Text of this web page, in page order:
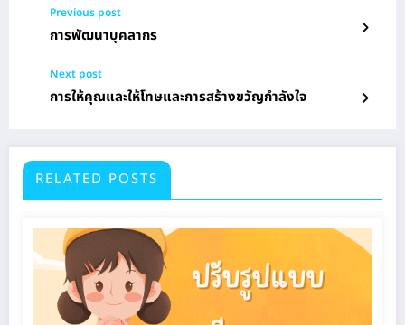
Previous post
การพัฒนาบุคลากร
Next post
การให้คุณและให้โทษและการสร้างขวัญกำลังใจ
RELATED POSTS